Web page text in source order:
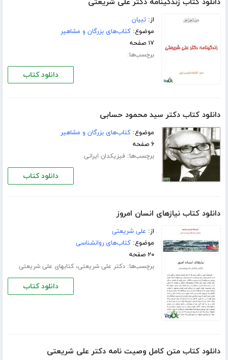
دانلود کتاب زندگینامه دکتر علی شریعتی
از:تبیان
موضوع:کتاب‌های بزرگان و مشاهیر
۱۷ صفحه
برچسب‌ها:
دانلود کتاب
دانلود کتاب دکتر سید محمود حسابی
موضوع:کتاب‌های بزرگان و مشاهیر
۶ صفحه
برچسب‌ها: فیزیکدان ایرانی
دانلود کتاب
دانلود کتاب نیازهای انسان امروز
از: علی شریعتی
موضوع:کتاب‌های روانشناسی
۲۰ صفحه
برچسب‌ها:دکتر علی شریعتی،کتابهای علی شریعتی
دانلود کتاب
دانلود کتاب متن کامل وصیت نامه دکتر علی شریعتی